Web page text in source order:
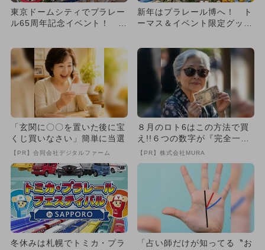
東京ドームシティでプラレー
ル65周年記念イベント！ 巨
新年はプラレール博へ！ ト
ーマス＆イベント限定グッズ
「玄関に〇〇を置いた後に宝
くじ買いなさい」簡単に当選
【PR】合同会社デジタルファーム
８月のロト6はこの方法で買
え!!６つの数字が『完全一
致』する方法
【PR】株式会社MURA
冬休みは札幌でトミカ・プラ
「占い師だけが知ってる〝お